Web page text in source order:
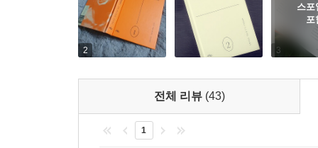
2
스포
포
3
전체 리뷰 (43)
1